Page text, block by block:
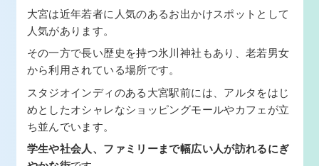
大宮は近年若者に人気のあるお出かけスポットとして
人気があります。
その一方で長い歴史を持つ氷川神社もあり、老若男女
から利用されている場所です。
スタジオインディのある大宮駅前には、アルタをはじ
めとしたオシャレなショッピングモールやカフェが立
ち並んでいます。
学生や社会人、ファミリーまで幅広い人が訪れるにぎ